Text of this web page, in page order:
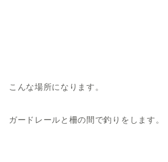
こんな場所になります。
ガードレールと柵の間で釣りをします。